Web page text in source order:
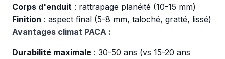
Corps d'enduit : rattrapage planéité (10-15 mm)
Finition : aspect final (5-8 mm, taloché, gratté, lissé)
Avantages climat PACA :
Durabilité maximale : 30-50 ans (vs 15-20 ans